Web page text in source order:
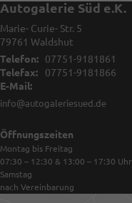
Autogalerie Süd e.K.
Marie- Curie- Str. 5
79761 Waldshut
Telefon:
07751-9181861
Telefax:
07751-9181866
E-Mail:
info@autogaleriesued.de
Öffnungszeiten
Montag bis Freitag
07:30 – 12:30 & 13:00 – 17:30 Uhr
Samstag
nach Vereinbarung